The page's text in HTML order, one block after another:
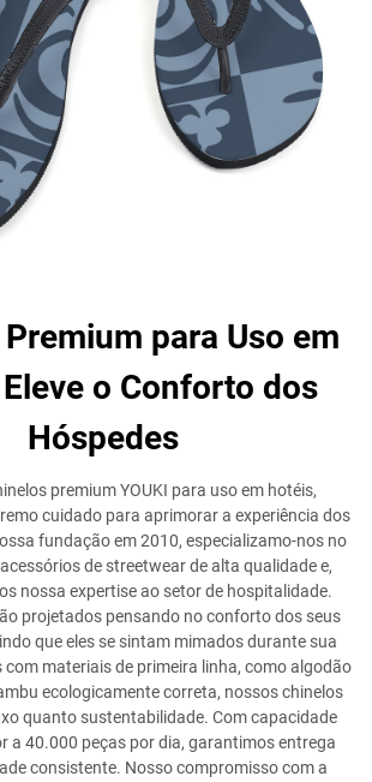
para Uso em
o Conforto dos
Hóspedes
premium YOUKI para uso em hotéis,
cuidado para aprimorar a experiência dos
fundação em 2010, especializamo-nos no
de streetwear de alta qualidade e,
nossa expertise ao setor de hospitalidade.
projetados pensando no conforto dos seus
que eles se sintam mimados durante sua
materiais de primeira linha, como algodão
ecologicamente correta, nossos chinelos
quanto sustentabilidade. Com capacidade
a 40.000 peças por dia, garantimos entrega
consistente. Nosso compromisso com a